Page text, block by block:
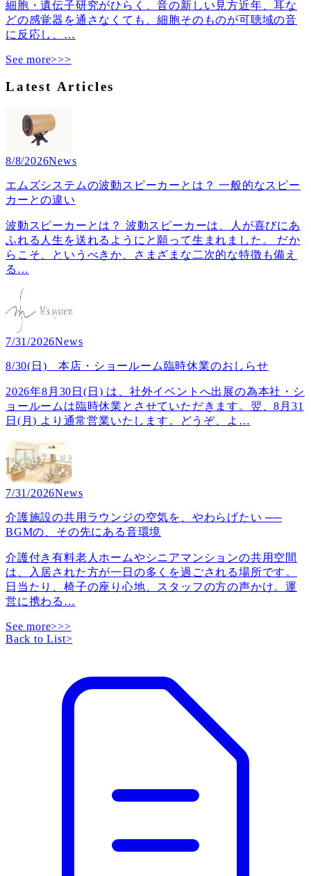
細胞・遺伝子研究がひらく、音の新しい見方近年、耳な
どの感覚器を通さなくても、細胞そのものが可聴域の音
に反応し、 …
See more>>>
Latest Articles
8/8/2026News
エムズシステムの波動スピーカーとは？ 一般的なスピー
カーとの違い
波動スピーカーとは？ 波動スピーカーは、人が喜びにあ
ふれる人生を送れるようにと願って生まれました。 だか
らこそ、というべきか、さまざまな二次的な特徴も備え
る …
7/31/2026News
8/30(日) 本店・ショールーム臨時休業のおしらせ
2026年8月30日(日) は、社外イベントへ出展の為本社・シ
ョールームは臨時休業とさせていただきます。翌、8月31
日(月) より通常営業いたします。どうぞ、よ …
7/31/2026News
介護施設の共用ラウンジの空気を、やわらげたい ──
BGMの、その先にある音環境
介護付き有料老人ホームやシニアマンションの共用空間
は、入居された方が一日の多くを過ごされる場所です。
日当たり、椅子の座り心地、スタッフの方の声かけ。運
営に携わる …
See more>>>
Back to List>